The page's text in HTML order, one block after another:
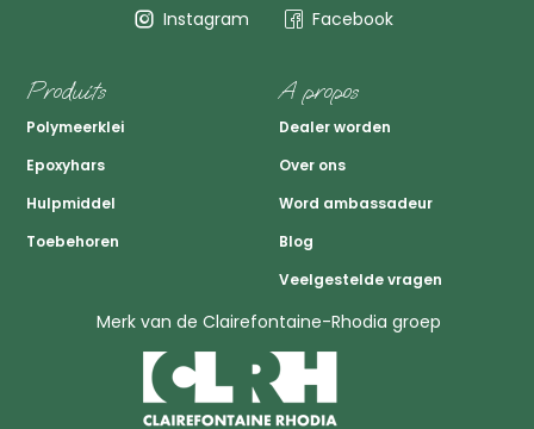
Instagram Facebook
Produits
Polymeerklei
Epoxyhars
Hulpmiddel
Toebehoren
A propos
Dealer worden
Over ons
Word ambassadeur
Blog
Veelgestelde vragen
Merk van de Clairefontaine-Rhodia groep